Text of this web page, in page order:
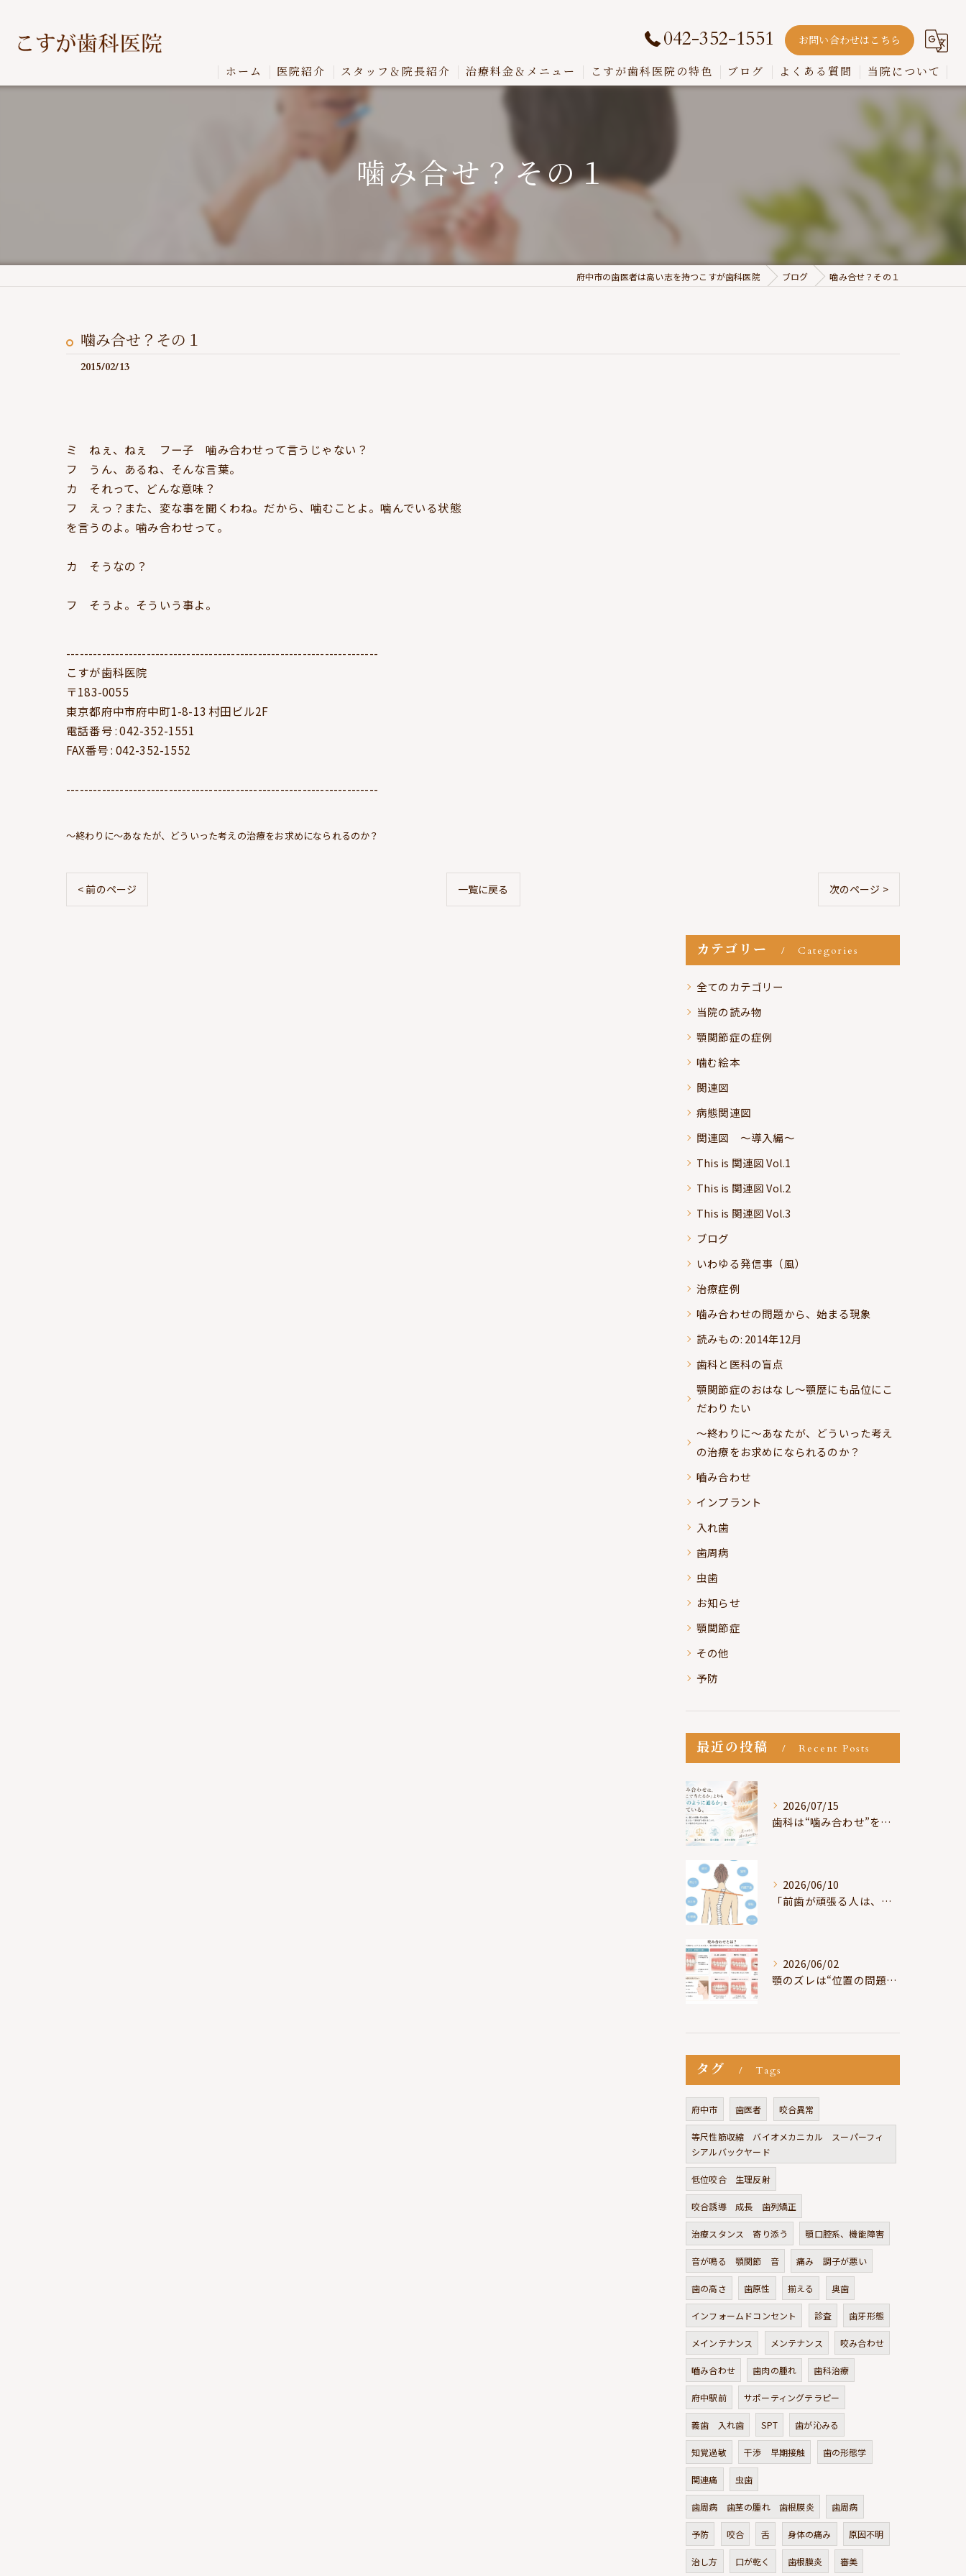
042-352-1551 お問い合わせはこちら
ホーム 医院紹介 スタッフ＆院長紹介 治療料金＆メニュー こすが歯科医院の特色 ブログ よくある質問 当院について
インプラント
入れ歯
歯周病
虫歯
噛み合せ？その１
府中市の歯医者は高い志を持つこすが歯科医院 ブログ 噛み合せ？その１
噛み合せ？その１
2015/02/13
ミ ねぇ、ねぇ フー子 噛み合わせって言うじゃない？
フ うん、あるね、そんな言葉。
カ それって、どんな意味？
フ えっ？また、変な事を聞くわね。だから、噛むことよ。噛んでいる状態
を言うのよ。噛み合わせって。
カ そうなの？
フ そうよ。そういう事よ。
----------------------------------------------------------------------
こすが歯科医院
〒183-0055
東京都府中市府中町1-8-13 村田ビル2F
電話番号 : 042-352-1551
FAX番号 : 042-352-1552
----------------------------------------------------------------------
～終わりに～あなたが、どういった考えの治療をお求めになられるのか？
< 前のページ 一覧に戻る 次のページ >
カテゴリー Categories
全てのカテゴリー
当院の読み物
顎関節症の症例
噛む絵本
関連図
病態関連図
関連図 ～導入編～
This is 関連図 Vol.1
This is 関連図 Vol.2
This is 関連図 Vol.3
ブログ
いわゆる発信事（風）
治療症例
噛み合わせの問題から、始まる現象
読みもの: 2014年12月
歯科と医科の盲点
顎関節症のおはなし～顎歴にも品位にこ
だわりたい
～終わりに～あなたが、どういった考え
の治療をお求めになられるのか？
嚙み合わせ
インプラント
入れ歯
歯周病
虫歯
お知らせ
顎関節症
その他
予防
最近の投稿 Recent Posts
2026/07/15
歯科は“噛み合わせ”を見ているが、身体は“通り道”を見ている
2026/06/10
「前歯が頑張る人は、だいたい疲れている」
2026/06/02
顎のズレは“位置の問題”ではなく“選択の問題”
タグ Tags
府中市 歯医者 咬合異常
等尺性筋収縮 バイオメカニカル スーパーフィ
シアルバックヤード
低位咬合 生理反射
咬合誘導 成長 歯列矯正
治療スタンス 寄り添う 顎口腔系、機能障害
音が鳴る 顎関節 音 痛み 調子が悪い
歯の高さ 歯原性 揃える 奥歯
インフォームドコンセント 診査 歯牙形態
メインテナンス メンテナンス 咬み合わせ
嚙み合わせ 歯肉の腫れ 歯科治療
府中駅前 サポーティングテラピー
義歯 入れ歯 SPT 歯が沁みる
知覚過敏 干渉 早期接触 歯の形態学
関連痛 虫歯
歯周病 歯茎の腫れ 歯根膜炎 歯周病
予防 咬合 舌 身体の痛み 原因不明
治し方 口が乾く 歯根膜炎 審美